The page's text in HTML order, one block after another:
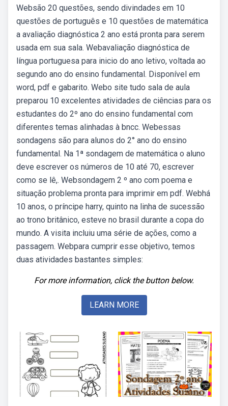
Websão 20 questões, sendo divindades em 10
questões de português e 10 questões de matemática
a avaliação diagnóstica 2 ano está pronta para serem
usada em sua sala. Webavaliação diagnóstica de
língua portuguesa para inicio do ano letivo, voltada ao
segundo ano do ensino fundamental. Disponível em
word, pdf e gabarito. Webo site tudo sala de aula
preparou 10 excelentes atividades de ciências para os
estudantes do 2º ano do ensino fundamental com
diferentes temas alinhadas à bncc. Webessas
sondagens são para alunos do 2° ano do ensino
fundamental. Na 1ª sondagem de matemática o aluno
deve escrever os números de 10 até 70, escrever
como se lê,. Websondagem 2 º ano com poema e
situação problema pronta para imprimir em pdf. Webhá
10 anos, o príncipe harry, quinto na linha de sucessão
ao trono britânico, esteve no brasil durante a copa do
mundo. A visita incluiu uma série de ações, como a
passagem. Webpara cumprir esse objetivo, temos
duas atividades bastantes simples:
For more information, click the button below.
LEARN MORE